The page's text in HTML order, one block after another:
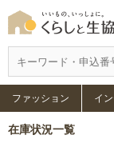
ファッション イ
在庫状況一覧